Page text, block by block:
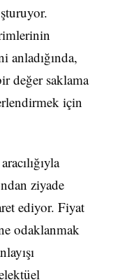
anladığında,
değer saklama
için
ziyade
ediyor. Fiyat
odaklanmak